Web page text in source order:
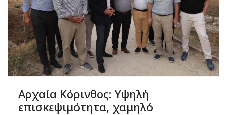
Αρχαία Κόρινθος: Υψηλή
επισκεψιμότητα, χαμηλό